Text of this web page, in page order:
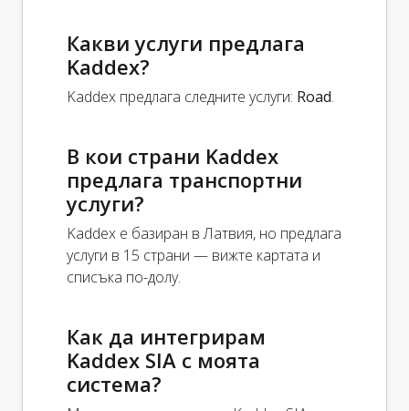
Какви услуги предлага
Kaddex?
Kaddex предлага следните услуги: Road.
В кои страни Kaddex
предлага транспортни
услуги?
Kaddex е базиран в Латвия, но предлага
услуги в 15 страни — вижте картата и
списъка по-долу.
Как да интегрирам
Kaddex SIA с моята
система?